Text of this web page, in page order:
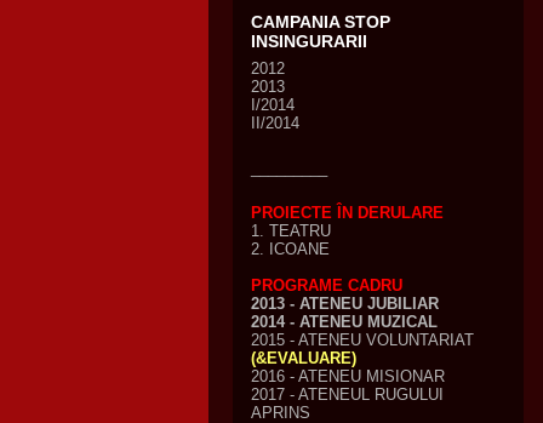
CAMPANIA STOP
INSINGURARII
2012
2013
I/2014
II/2014
PROIECTE ÎN DERULARE
1. TEATRU
2. ICOANE
PROGRAME CADRU
2013 - ATENEU JUBILIAR
2014 - ATENEU MUZICAL
2015 - ATENEU VOLUNTARIAT
(&EVALUARE)
2016 - ATENEU MISIONAR
2017 - ATENEUL RUGULUI
APRINS